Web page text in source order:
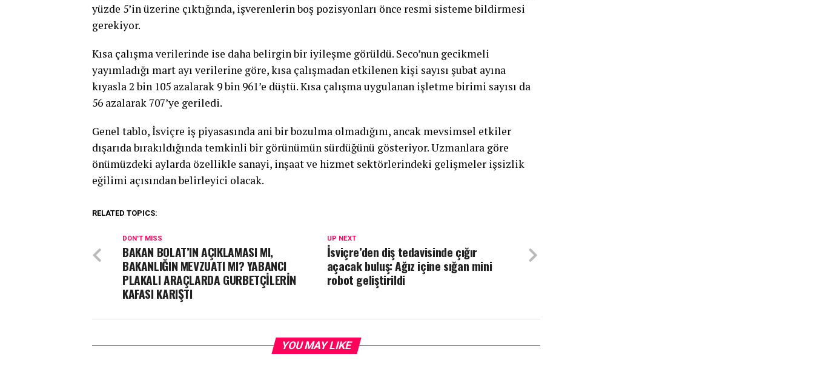
yüzde 5’in üzerine çıktığında, işverenlerin boş pozisyonları önce resmi sisteme bildirmesi
gerekiyor.
Kısa çalışma verilerinde ise daha belirgin bir iyileşme görüldü. Seco’nun gecikmeli
yayımladığı mart ayı verilerine göre, kısa çalışmadan etkilenen kişi sayısı şubat ayına
kıyasla 2 bin 105 azalarak 9 bin 961’e düştü. Kısa çalışma uygulanan işletme birimi sayısı da
56 azalarak 707’ye geriledi.
Genel tablo, İsviçre iş piyasasında ani bir bozulma olmadığını, ancak mevsimsel etkiler
dışarıda bırakıldığında temkinli bir görünümün sürdüğünü gösteriyor. Uzmanlara göre
önümüzdeki aylarda özellikle sanayi, inşaat ve hizmet sektörlerindeki gelişmeler işsizlik
eğilimi açısından belirleyici olacak.
RELATED TOPICS:
UP NEXT
İsviçre’den diş tedavisinde çığır
açacak buluş: Ağız içine sığan mini
robot geliştirildi
DON'T MISS
BAKAN BOLAT’IN AÇIKLAMASI MI,
BAKANLIĞIN MEVZUATI MI? YABANCI
PLAKALI ARAÇLARDA GURBETÇİLERİN
KAFASI KARIŞTI
YOU MAY LIKE